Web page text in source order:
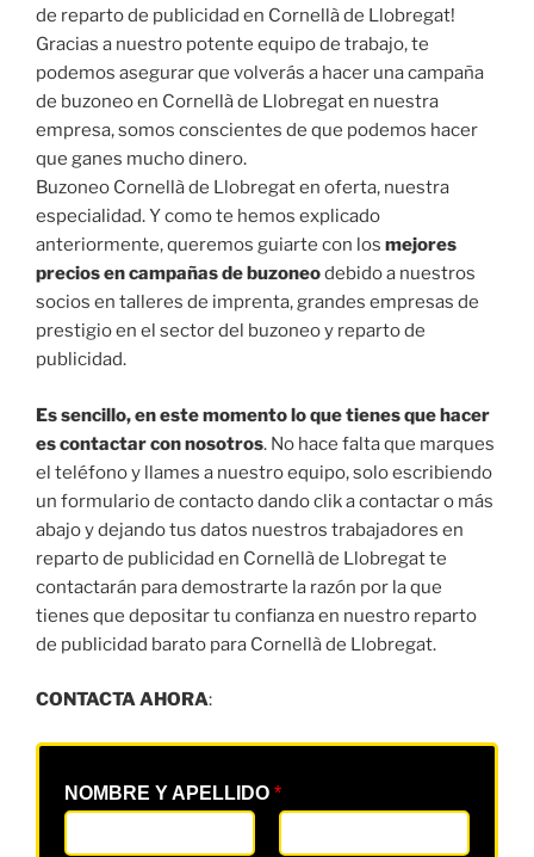
de reparto de publicidad en Cornellà de Llobregat!
Gracias a nuestro potente equipo de trabajo, te
podemos asegurar que volverás a hacer una campaña
de buzoneo en Cornellà de Llobregat en nuestra
empresa, somos conscientes de que podemos hacer
que ganes mucho dinero.
Buzoneo Cornellà de Llobregat en oferta, nuestra
especialidad. Y como te hemos explicado
anteriormente, queremos guiarte con los mejores
precios en campañas de buzoneodebido a nuestros
socios en talleres de imprenta, grandes empresas de
prestigio en el sector del buzoneo y reparto de
publicidad.
Es sencillo, en este momento lo que tienes que hacer
es contactar con nosotros. No hace falta que marques
el teléfono y llames a nuestro equipo, solo escribiendo
un formulario de contacto dando clik a contactar o más
abajo y dejando tus datos nuestros trabajadores en
reparto de publicidad en Cornellà de Llobregat te
contactarán para demostrarte la razón por la que
tienes que depositar tu confianza en nuestro reparto
de publicidad barato para Cornellà de Llobregat.
CONTACTA AHORA:
NOMBRE Y APELLIDO *